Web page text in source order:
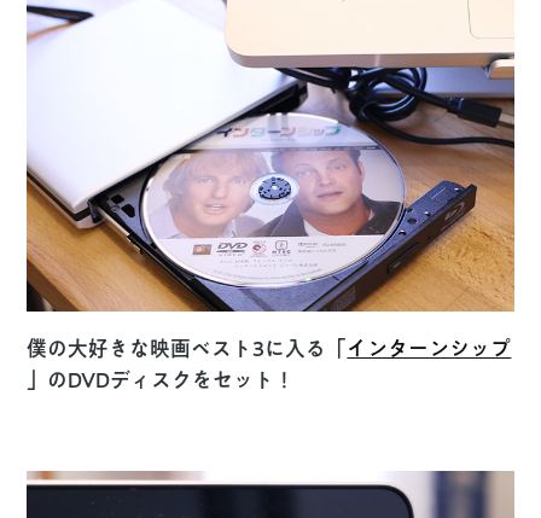
僕の大好きな映画ベスト3に入る「 インターンシップ
」のDVDディスクをセット！